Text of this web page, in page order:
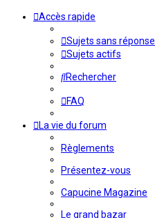
Accès rapide
Sujets sans réponse
Sujets actifs
Rechercher
FAQ
La vie du forum
Règlements
Présentez-vous
Capucine Magazine
Le grand bazar